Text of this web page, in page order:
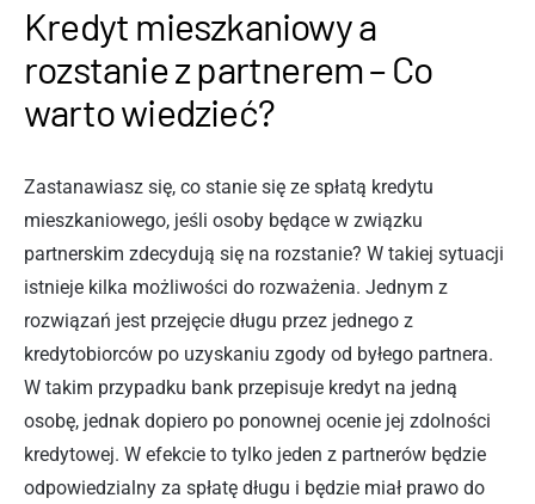
Kredyt mieszkaniowy a
rozstanie z partnerem – Co
warto wiedzieć?
Zastanawiasz się, co stanie się ze spłatą kredytu
mieszkaniowego, jeśli osoby będące w związku
partnerskim zdecydują się na rozstanie? W takiej sytuacji
istnieje kilka możliwości do rozważenia. Jednym z
rozwiązań jest przejęcie długu przez jednego z
kredytobiorców po uzyskaniu zgody od byłego partnera.
W takim przypadku bank przepisuje kredyt na jedną
osobę, jednak dopiero po ponownej ocenie jej zdolności
kredytowej. W efekcie to tylko jeden z partnerów będzie
odpowiedzialny za spłatę długu i będzie miał prawo do